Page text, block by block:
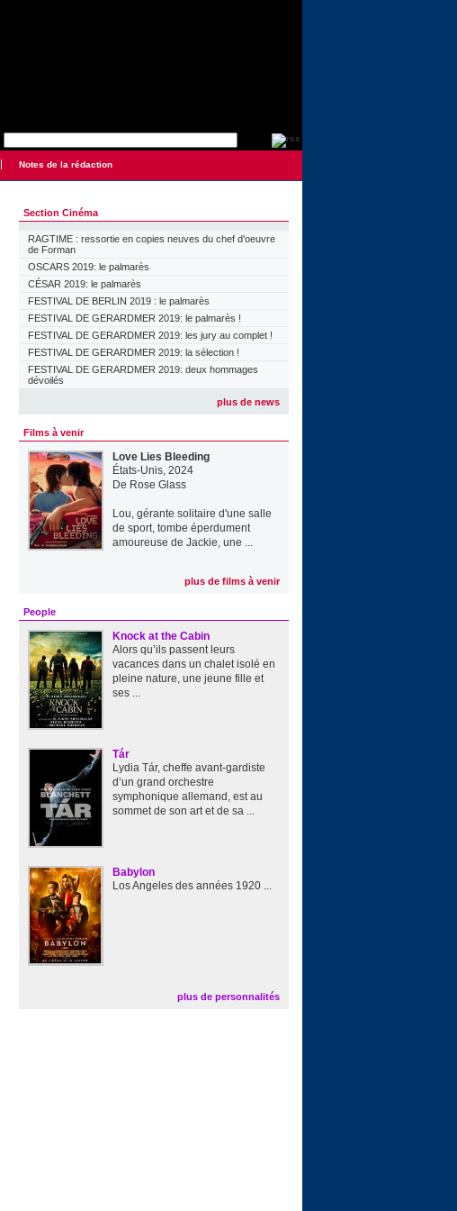
Notes de la rédaction
Section Cinéma
RAGTIME : ressortie en copies neuves du chef d'oeuvre
de Forman
OSCARS 2019: le palmarès
CÉSAR 2019: le palmarès
FESTIVAL DE BERLIN 2019 : le palmarès
FESTIVAL DE GERARDMER 2019: le palmarès !
FESTIVAL DE GERARDMER 2019: les jury au complet !
FESTIVAL DE GERARDMER 2019: la sélection !
FESTIVAL DE GERARDMER 2019: deux hommages
dévoilés
plus de news
Films à venir
Love Lies Bleeding
États-Unis, 2024
De Rose Glass
Lou, gérante solitaire d'une salle
de sport, tombe éperdument
amoureuse de Jackie, une ...
plus de films à venir
People
Knock at the Cabin
Alors qu’ils passent leurs
vacances dans un chalet isolé en
pleine nature, une jeune fille et
ses ...
Tár
Lydia Tár, cheffe avant-gardiste
d’un grand orchestre
symphonique allemand, est au
sommet de son art et de sa ...
Babylon
Los Angeles des années 1920 ...
plus de personnalités